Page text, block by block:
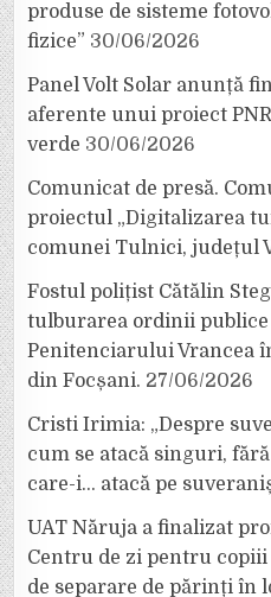
produse de sisteme
fizice” 30/06/2026
Panel Volt Solar anunță
aferente unui proiect
verde 30/06/2026
Comunicat de presă.
proiectul „Digitalizarea
comunei Tulnici, județul
Fostul polițist Cătălin
tulburarea ordinii
Penitenciarului Vrancea
din Focșani. 27/06/2026
Cristi Irimia: „Despre
cum se atacă singuri,
care-i… atacă pe
UAT Năruja a finalizat
Centru de zi pentru
de separare de părinți în